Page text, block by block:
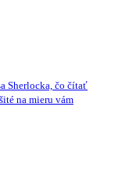
Sherlocka, čo čítať
na mieru vám